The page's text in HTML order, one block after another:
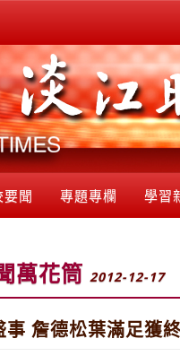
要聞 專題專欄 學習
萬花筒 2012-12-17
事 詹德松葉滿足獲